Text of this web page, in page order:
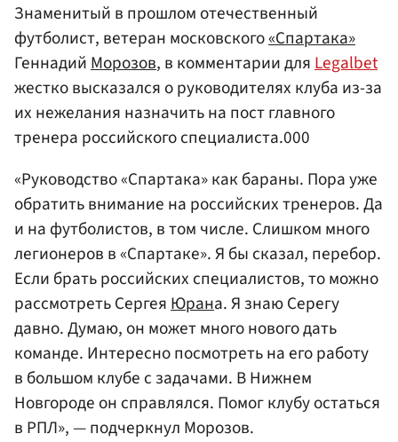
Знаменитый в прошлом отечественный
футболист, ветеран московского«Спартака»
ГеннадийМорозов, в комментарии дляLegalbet
жестко высказался о руководителях клуба из-за
их нежелания назначить на пост главного
тренера российского специалиста.000
«Руководство «Спартака» как бараны. Пора уже
обратить внимание на российских тренеров. Да
и на футболистов, в том числе. Слишком много
легионеров в «Спартаке». Я бы сказал, перебор.
Если брать российских специалистов, то можно
рассмотреть СергеяЮрана. Я знаю Серегу
давно. Думаю, он может много нового дать
команде. Интересно посмотреть на его работу
в большом клубе с задачами. В Нижнем
Новгороде он справлялся. Помог клубу остаться
в РПЛ», — подчеркнул Морозов.